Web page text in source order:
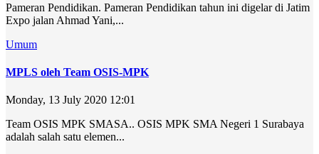
Pameran Pendidikan. Pameran Pendidikan tahun ini digelar di Jatim
Expo jalan Ahmad Yani,...
Umum
MPLS oleh Team OSIS-MPK
Monday, 13 July 2020 12:01
Team OSIS MPK SMASA.. OSIS MPK SMA Negeri 1 Surabaya
adalah salah satu elemen...